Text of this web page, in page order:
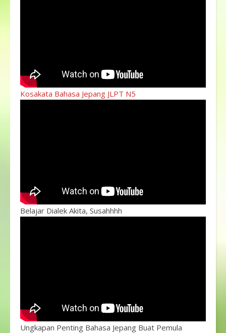
Kosakata Bahasa Jepang JLPT N5
Belajar Dialek Akita, Susahhhh
Ungkapan Penting Bahasa Jepang Buat Pemula